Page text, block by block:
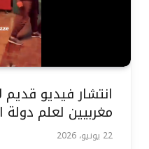
انتشار فيديو
مغربيين لعلم دولة
22 يونيو، 2026